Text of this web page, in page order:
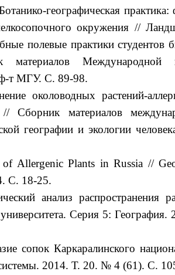
географическая практика:
окружения //
полевые практики студентов
материалов Международной
т МГУ. C. 89-98.
околоводных растений-
Сборник материалов
географии и экологии
Allergenic Plants in Russia //
С. 18-25.
анализ распространения
Серия 5:
сопок Каркаралинского
2014. Т. 20. № 4 (61). С.